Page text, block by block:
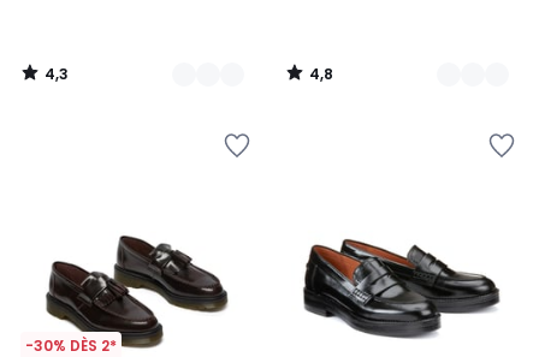
135,00
€. 4,3
/
4,8
/
-30% DÈS 2*